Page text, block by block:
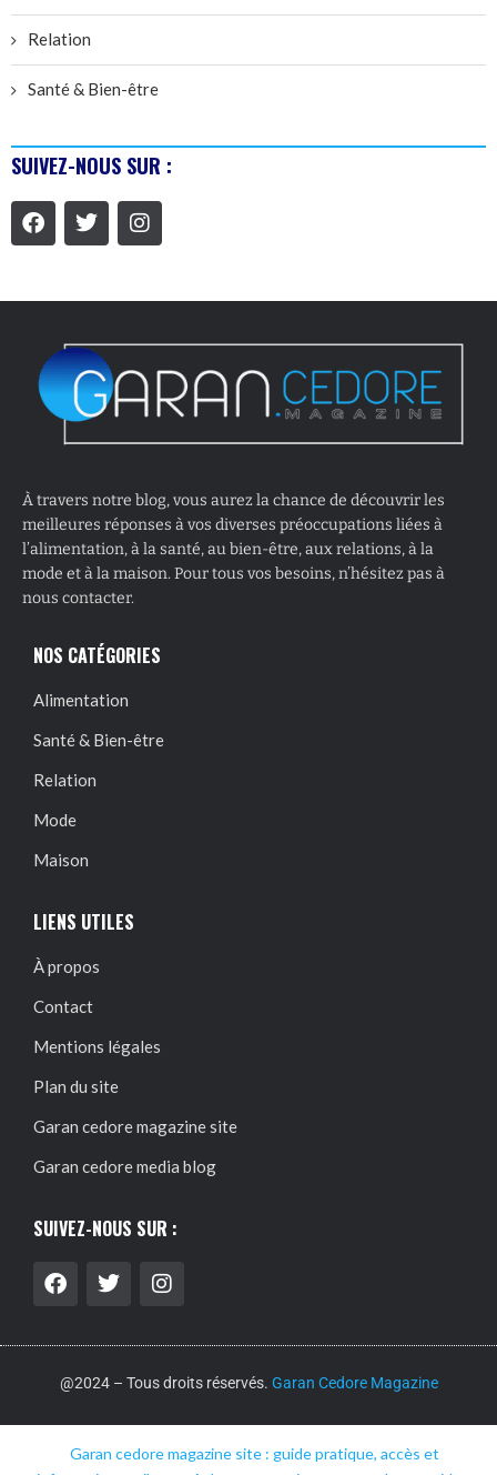
Relation
Santé & Bien-être
SUIVEZ-NOUS SUR :
À travers notre blog, vous aurez la chance de découvrir les
meilleures réponses à vos diverses préoccupations liées à
l’alimentation, à la santé, au bien-être, aux relations, à la
mode et à la maison. Pour tous vos besoins, n’hésitez pas à
nous contacter.
NOS CATÉGORIES
Alimentation
Santé & Bien-être
Relation
Mode
Maison
LIENS UTILES
À propos
Contact
Mentions légales
Plan du site
Garan cedore magazine site
Garan cedore media blog
SUIVEZ-NOUS SUR :
@2024 – Tous droits réservés. Garan Cedore Magazine
Garan cedore magazine site : guide pratique, accès et